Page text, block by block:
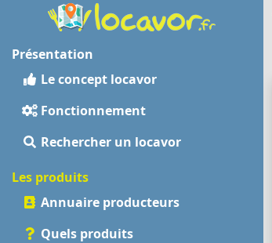
Présentation
Le concept locavor
Fonctionnement
Rechercher un locavor
Les produits
Annuaire producteurs
Quels produits